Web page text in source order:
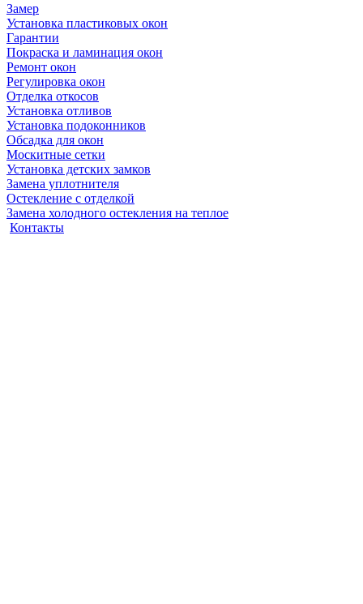
Замер
Установка пластиковых окон
Гарантии
Покраска и ламинация окон
Ремонт окон
Регулировка окон
Отделка откосов
Установка отливов
Установка подоконников
Обсадка для окон
Москитные сетки
Установка детских замков
Замена уплотнителя
Остекление с отделкой
Замена холодного остекления на теплое
Контакты